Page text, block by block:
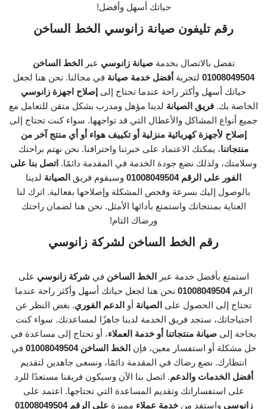
حياتك أسهل وأفضل!
رقم تليفون صيانة زانوسي الخط الساخن
تفضل بالاتصال بخدمةصيانة زانوسي عبر
الخط الساخن
01008049504 لتجربة أفضل خدمة صيانة في مجالنا. نحن هنا لجعل
حياتك أسهل وأكثر راحة عندما تحتاج إلى إصلاح اجهزة زانوسي
الخاصة بك. فريق الصيانة لدينا مؤهل ومدرب بشكل متقن للتعامل مع
جميع أنواع المشاكل والأعطال التي قد تواجهها. سواء كنت تحتاج إلى
إصلاح لأجهزة كهربائية منزلية أو تكييف هواء أو أي منتج آخر من
منتجاتنا، يمكنك الاعتماد على خبرتنا واحترافنا. نحن نهتم براحتك
وسلامتك، ولذلك نضع جودة الخدمة في المقدمة دائمًا. اتصل بنا على
الفور على الرقم 01008049504
وسيقوم فريق الصيانة لدينا
بالوصول إليك بسرعة وفحص المشكلة وإصلاحها بفعالية. اترك لنا
العناية بمنتجاتك واستمتع بأدائها الأمثل. نحن هنا لضمان راحتك
ورضاك التام!
رقم الخط الساخن لشركة زانوسي
استمتع بأفضل خدمة عبر الخط الساخن في شركة زانوسي على
الرقم01008049504 نحن هنا لجعل حياتك أسهل وأكثر راحة عندما
تحتاج إلى الحصول على الصيانة أو الدعم الفوري. بغض النظر عن
احتياجاتك، ستجد فريق الخدمة لدينا جاهزًا لمساعدتك. سواء كنت
بحاجة إلى صيانة منتجاتنا أو خدمة العملاء، أو تحتاج إلى مساعدة في
حل مشكلة أو استفسار معين، فإن الخط الساخن 01008049504
في
انتظارك. نضع رضاك في المقدمة دائمًا، ونسعى جاهدين لتقديم
أفضل الخدمات والدعم. اتصل بنا الآن وسيكون فريقنا مستعدًا للرد
على استفساراتك وتقديم المساعدة التي تحتاجها. اعتمد على
زانوسي واستفد منخدمة عملاء مميزة على الرقم 01008049504